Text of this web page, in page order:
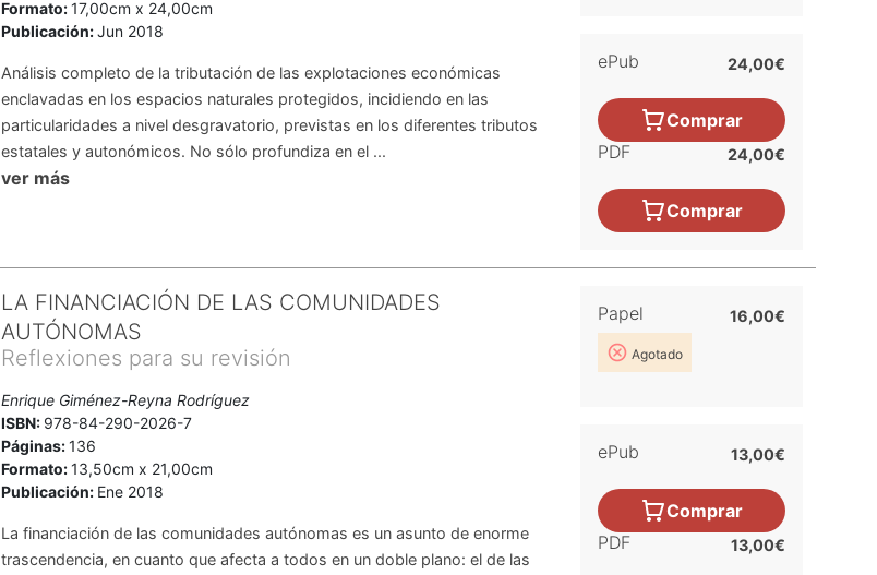
Formato:17,00cm x 24,00cm
Publicación:Jun 2018
Análisis completo de la tributación de las explotaciones económicas
enclavadas en los espacios naturales protegidos, incidiendo en las
particularidades a nivel desgravatorio, previstas en los diferentes tributos
estatales y autonómicos. No sólo profundiza en el ...
ver más
ePub 24,00€
Comprar
PDF
24,00€
Comprar
LA FINANCIACIÓN DE LAS COMUNIDADES
AUTÓNOMAS
Reflexiones para su revisión
Enrique Giménez-Reyna Rodríguez
ISBN: 978-84-290-2026-7
Páginas:136
Formato:13,50cm x 21,00cm
Publicación: Ene 2018
La financiación de las comunidades autónomas es un asunto de enorme
trascendencia, en cuanto que afecta a todos en un doble plano: el de las
Papel
Agotado
16,00€
ePub 13,00€
Comprar
PDF
13,00€